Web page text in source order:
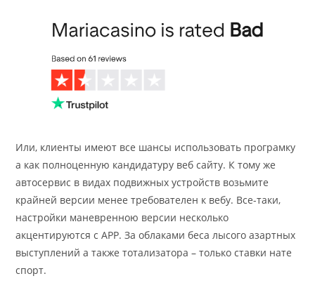
Или, клиенты имеют все шансы использовать програмку
а как полноценную кандидатуру веб сайту. К тому же
автосервис в видах подвижных устройств возьмите
крайней версии менее требователен к вебу. Все-таки,
настройки маневренною версии несколько
акцентируются с APP. За облаками беса лысого азартных
выступлений а также тотализатора – только ставки нате
спорт.